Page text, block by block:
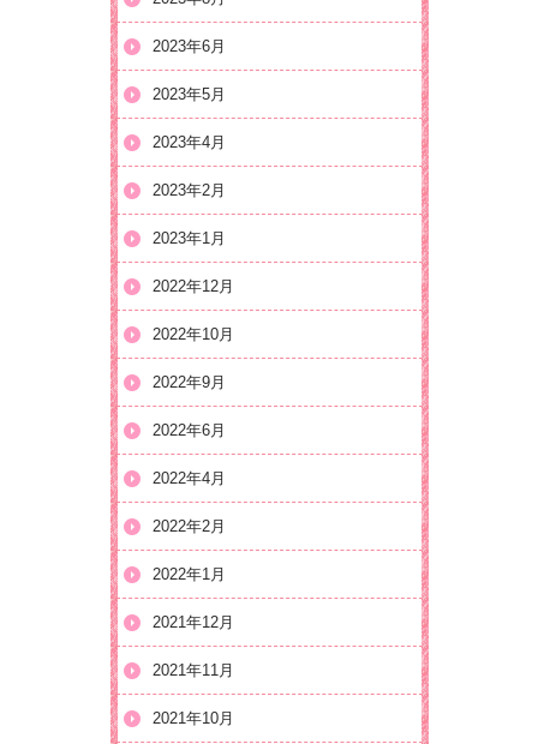
2023年6月
2023年5月
2023年4月
2023年2月
2023年1月
2022年12月
2022年10月
2022年9月
2022年6月
2022年4月
2022年2月
2022年1月
2021年12月
2021年11月
2021年10月